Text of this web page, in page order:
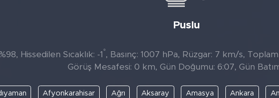
Puslu
Hissedilen Sıcaklık: -1 °, Basınç: 1007 hPa, Rüzgar: 7 km/s,
Görüş Mesafesi: 0 km, Gün Doğumu: 6:07, Gün
Afyonkarahisar Ağrı Aksaray Amasya Ankara